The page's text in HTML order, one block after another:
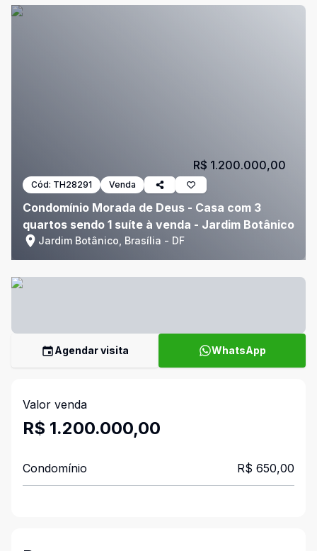
Cód: TH28291 Venda
Condomínio Morada de Deus - Casa com 3
quartos sendo 1 suíte à venda - Jardim Botânico
Jardim Botânico, Brasília - DF
R$ 1.200.000,00
Agendar visita WhatsApp
Valor venda
R$ 1.200.000,00
Condomínio R$ 650,00